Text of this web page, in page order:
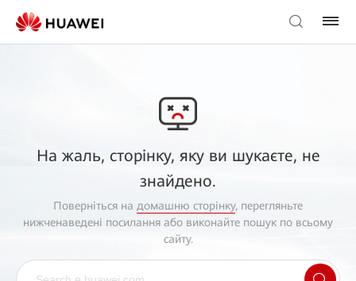
На жаль, сторінку, яку ви шукаєте, не
знайдено.
Поверніться на домашню сторінку, перегляньте
нижченаведені посилання або виконайте пошук по всьому
сайту.